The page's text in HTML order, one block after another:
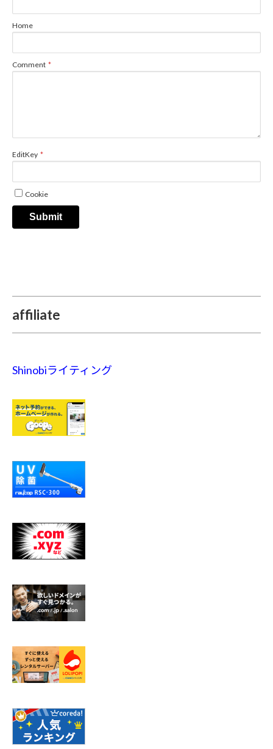
Home
Comment
EditKey
Cookie
Submit
affiliate
Shinobiライティング